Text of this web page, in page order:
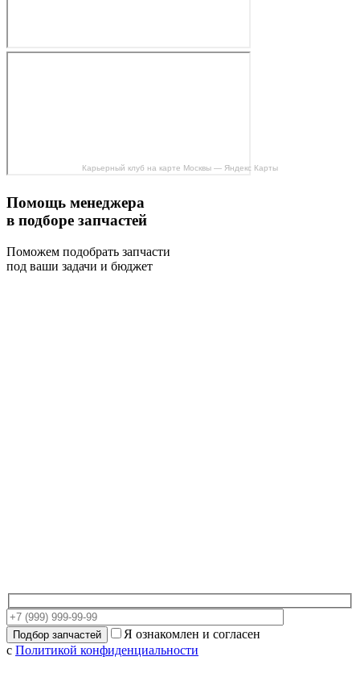
Карьерный клуб на карте Москвы — Яндекс Карты
Помощь менеджера
в подборе запчастей
Поможем подобрать запчасти
под ваши задачи и бюджет
Я ознакомлен и согласен
с Политикой конфиденциальности